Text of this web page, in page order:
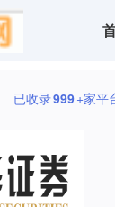
已收录999+家平